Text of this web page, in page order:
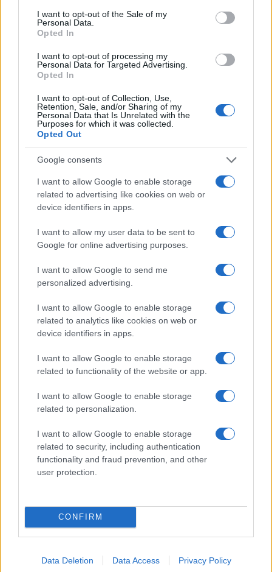
consent section.
I want to opt-out of the Sale of my
Personal Data.
Opted In
I want to opt-out of processing my
Personal Data for Targeted Advertising.
Opted In
I want to opt-out of Collection, Use,
Retention, Sale, and/or Sharing of my
Personal Data that Is Unrelated with the
Purposes for which it was collected.
Opted Out
Google consents
I want to allow Google to enable storage
related to advertising like cookies on web or
device identifiers in apps.
I want to allow my user data to be sent to
Google for online advertising purposes.
I want to allow Google to send me
personalized advertising.
I want to allow Google to enable storage
related to analytics like cookies on web or
device identifiers in apps.
I want to allow Google to enable storage
related to functionality of the website or app.
I want to allow Google to enable storage
related to personalization.
I want to allow Google to enable storage
related to security, including authentication
functionality and fraud prevention, and other
user protection.
CONFIRM
Data Deletion Data Access Privacy Policy
NECROLOGIE
Mario Malu
Paolo Pinna
I nostri cari
I nostri cari
I nostri cari
Giovannimaria Cabras